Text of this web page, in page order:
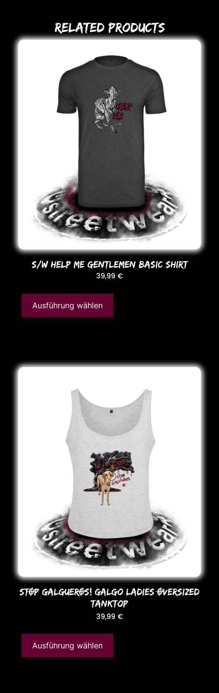
Related Products
S/W HELP ME GENTLEMEN BASIC SHIRT
39,99 €
Ausführung wählen
STOP GALGUEROS! Galgo LADIES OVERSIZED
TANKToP
39,99 €
Ausführung wählen